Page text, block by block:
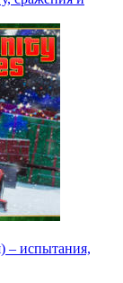
– испытания,